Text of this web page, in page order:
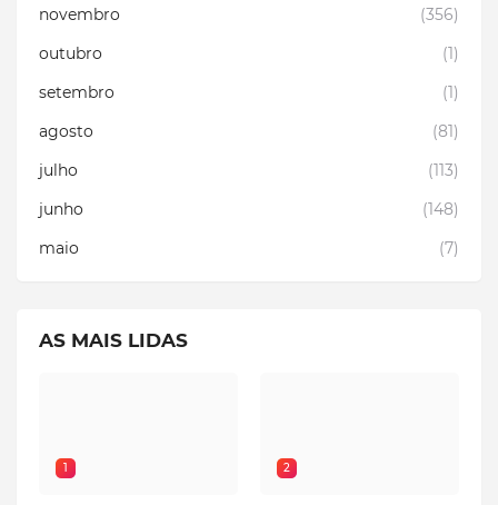
novembro
(356)
outubro
(1)
setembro
(1)
agosto
(81)
julho
(113)
junho
(148)
maio
(7)
AS MAIS LIDAS
1 2